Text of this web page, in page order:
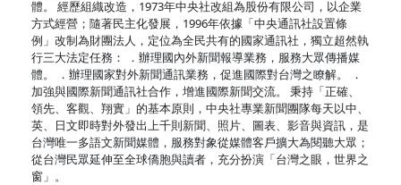
體。 經歷組織改造，1973年中央社改組為股份有限公司，以企業
方式經營；隨著民主化發展，1996年依據「中央通訊社設置條
例」改制為財團法人，定位為全民共有的國家通訊社，獨立超然執
行三大法定任務： ．辦理國內外新聞報導業務，服務大眾傳播媒
體。 ．辦理國家對外新聞通訊業務，促進國際對台灣之瞭解。 ．
加強與國際新聞通訊社合作，增進國際新聞交流。 秉持「正確、
領先、客觀、翔實」的基本原則，中央社專業新聞團隊每天以中、
英、日文即時對外發出上千則新聞、照片、圖表、影音與資訊，是
台灣唯一多語文新聞媒體，服務對象從媒體客戶擴大為閱聽大眾；
從台灣民眾延伸至全球僑胞與讀者，充分扮演「台灣之眼，世界之
窗」。